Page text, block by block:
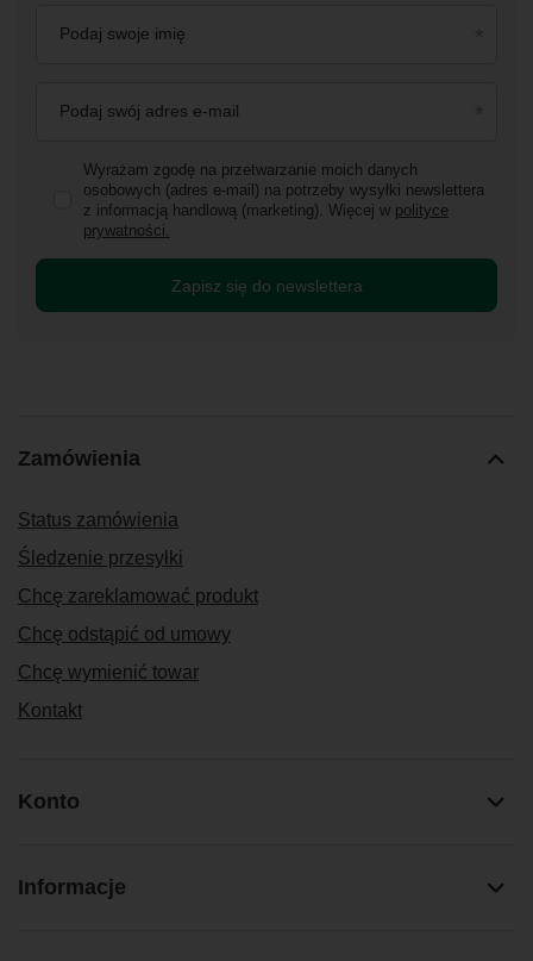
Podaj swoje imię
Podaj swój adres e-mail
Wyrażam zgodę na przetwarzanie moich danych
osobowych (adres e-mail) na potrzeby wysyłki newslettera
z informacją handlową (marketing). Więcej w polityce
prywatności.
Zapisz się do newslettera
Zamówienia
Status zamówienia
Śledzenie przesyłki
Chcę zareklamować produkt
Chcę odstąpić od umowy
Chcę wymienić towar
Kontakt
Konto
Informacje